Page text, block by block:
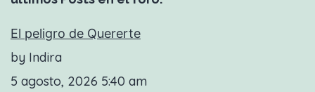
El peligro de Quererte
by Indira
5 agosto, 2026 5:40 am